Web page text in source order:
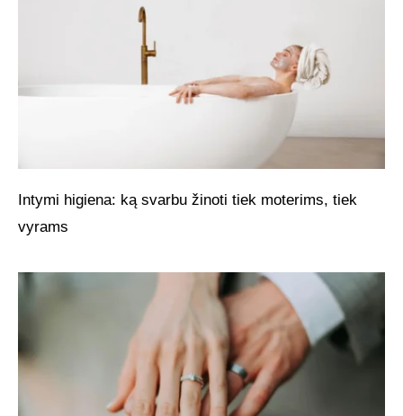
Intymi higiena: ką svarbu žinoti tiek moterims, tiek
vyrams